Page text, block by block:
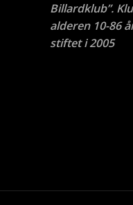
Billardklub”.
alderen 10-86
stiftet i 2005